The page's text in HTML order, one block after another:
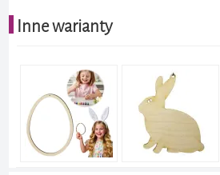
Inne warianty